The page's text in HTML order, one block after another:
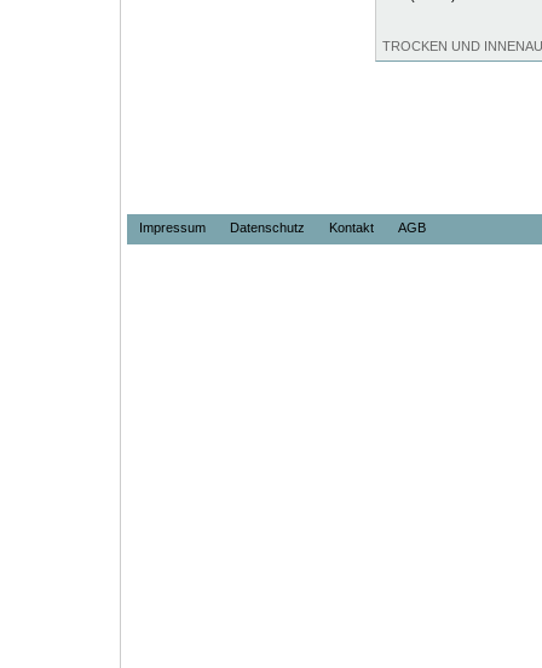
TROCKEN UND
Impressum Datenschutz Kontakt AGB